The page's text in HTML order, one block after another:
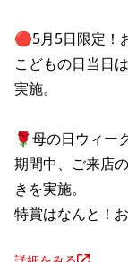
🔴5月5日限定！
こどもの日当日
実施。
🌹母の日ウィー
期間中、ご来店
きを実施。
特賞はなんと！